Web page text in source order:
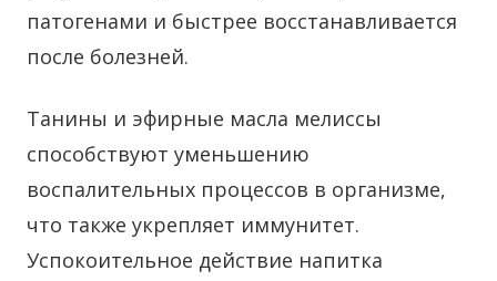
патогенами и быстрее восстанавливается
после болезней.
Танины и эфирные масла мелиссы
способствуют уменьшению
воспалительных процессов в организме,
что также укрепляет иммунитет.
Успокоительное действие напитка